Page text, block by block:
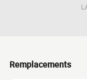
Remplacements